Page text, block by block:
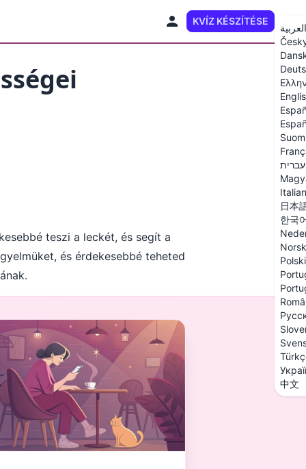
KVÍZ KÉSZÍTÉSE
العربية
עברית
日本
한국
Norsk
Polski
中文
teszi a leckét, és segít a
és érdekesebbé teheted